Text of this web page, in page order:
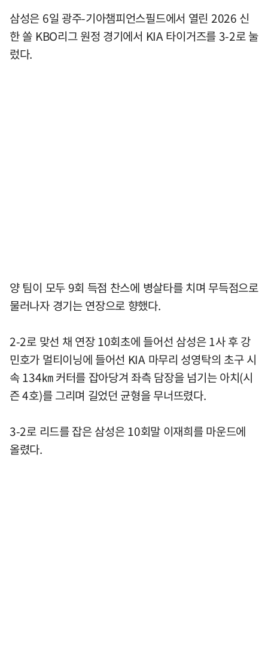
삼성은 6일 광주-기아챔피언스필드에서 열린 2026 신
한 쏠 KBO리그 원정 경기에서 KIA 타이거즈를 3-2로 눌
렀다.
양 팀이 모두 9회 득점 찬스에 병살타를 치며 무득점으로
물러나자 경기는 연장으로 향했다.
2-2로 맞선 채 연장 10회초에 들어선 삼성은 1사 후 강
민호가 멀티이닝에 들어선 KIA 마무리 성영탁의 초구 시
속 134㎞ 커터를 잡아당겨 좌측 담장을 넘기는 아치(시
즌 4호)를 그리며 길었던 균형을 무너뜨렸다.
3-2로 리드를 잡은 삼성은 10회말 이재희를 마운드에
올렸다.